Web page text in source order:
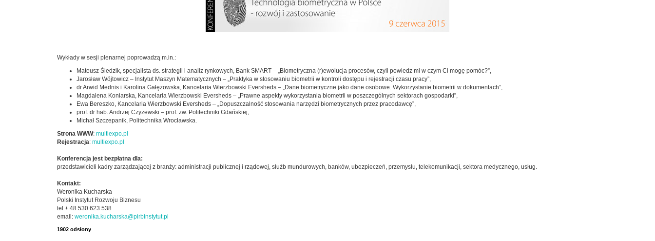
Wykłady w sesji plenarnej poprowadzą m.in.:
Mateusz Śledzik, specjalista ds. strategii i analiz rynkowych, Bank SMART – „Biometryczna (r)ewolucja procesów, czyli powiedz mi w czym Ci mogę pomóc?”,
Jarosław Wójtowicz – Instytut Maszyn Matematycznych – „Praktyka w stosowaniu biometrii w kontroli dostępu i rejestracji czasu pracy”,
dr Arwid Mednis i Karolina Gałęzowska, Kancelaria Wierzbowski Eversheds – „Dane biometryczne jako dane osobowe. Wykorzystanie biometrii w dokumentach”,
Magdalena Koniarska, Kancelaria Wierzbowski Eversheds – „Prawne aspekty wykorzystania biometrii w poszczególnych sektorach gospodarki”,
Ewa Bereszko, Kancelaria Wierzbowski Eversheds – „Dopuszczalność stosowania narzędzi biometrycznych przez pracodawcę”,
prof. dr hab. Andrzej Czyżewski – prof. zw. Politechniki Gdańskiej,
Michał Szczepanik, Politechnika Wrocławska.
Strona WWW: multiexpo.pl
Rejestracja: multiexpo.pl
Konferencja jest bezpłatna dla:
przedstawicieli kadry zarządzającej z branży: administracji publicznej i rządowej, służb mundurowych, banków, ubezpieczeń, przemysłu, telekomunikacji, sektora medycznego, usług.
Kontakt:
Weronika Kucharska
Polski Instytut Rozwoju Biznesu
tel.+ 48 530 623 538
email: weronika.kucharska@pirbinstytut.pl
1902 odsłony